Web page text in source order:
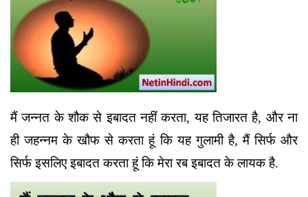
मैं जन्नत के शौक से इबादत नहीं करता, यह तिजारत है, और ना
ही जहन्नम के खौफ से करता हूं कि यह गुलामी है, मैं सिर्फ और
सिर्फ इसलिए इबादत करता हूं कि मेरा रब इबादत के लायक है.